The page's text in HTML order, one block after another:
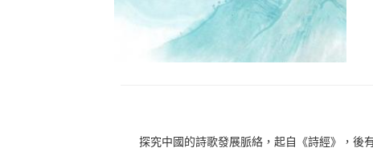
探究中國的詩歌發展脈絡，起自《詩經》，後